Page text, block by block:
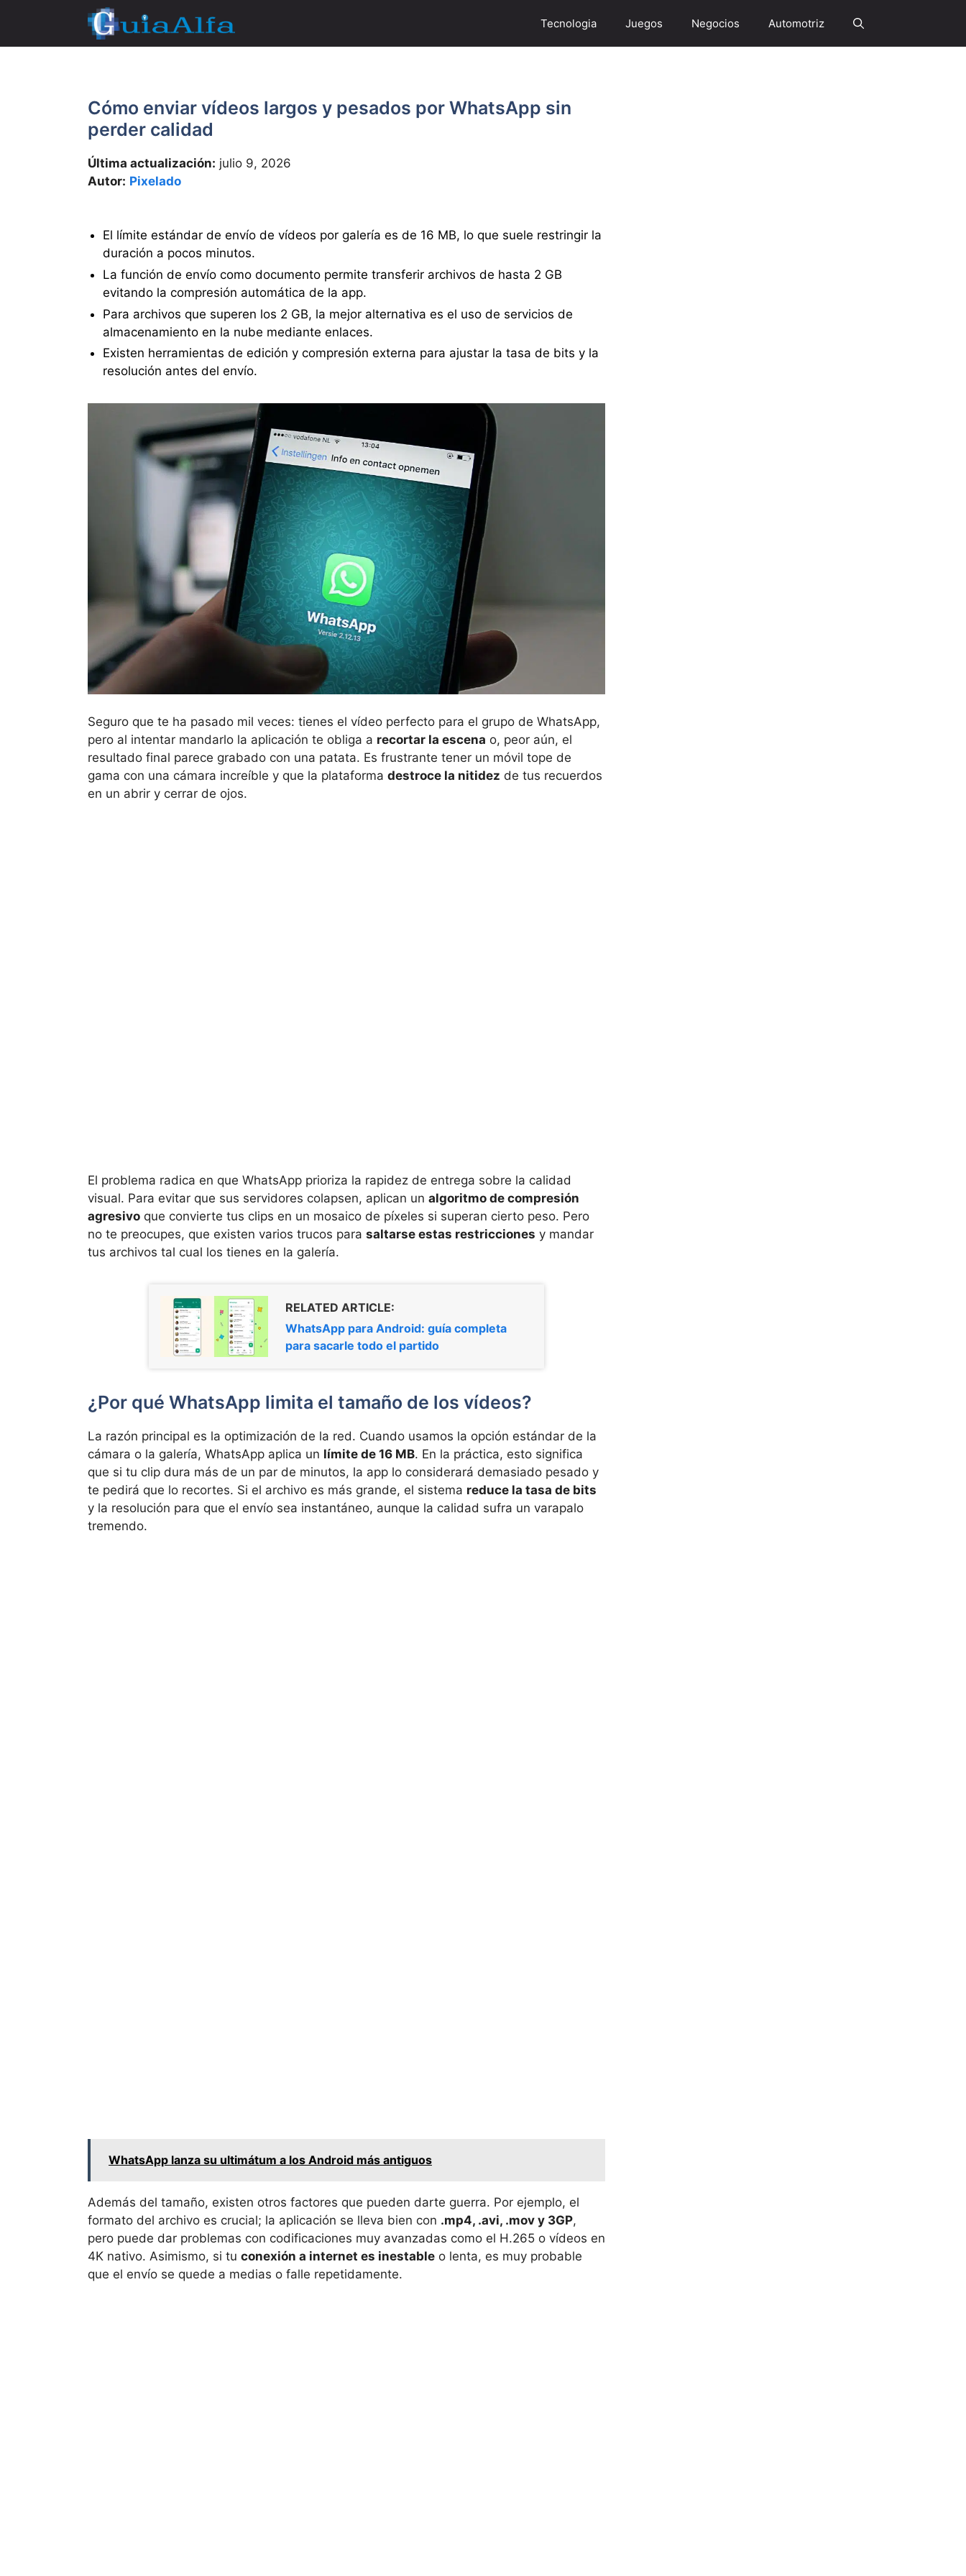
contenido
Tecnologia Juegos Negocios Automotriz
Cómo enviar vídeos largos y pesados por WhatsApp sin
perder calidad
Última actualización: julio 9, 2026
Autor: Pixelado
El límite estándar de envío de vídeos por galería es de 16 MB, lo que suele restringir la
duración a pocos minutos.
La función de envío como documento permite transferir archivos de hasta 2 GB
evitando la compresión automática de la app.
Para archivos que superen los 2 GB, la mejor alternativa es el uso de servicios de
almacenamiento en la nube mediante enlaces.
Existen herramientas de edición y compresión externa para ajustar la tasa de bits y la
resolución antes del envío.
Seguro que te ha pasado mil veces: tienes el vídeo perfecto para el grupo de WhatsApp,
pero al intentar mandarlo la aplicación te obliga a recortar la escena o, peor aún, el
resultado final parece grabado con una patata. Es frustrante tener un móvil tope de
gama con una cámara increíble y que la plataforma destroce la nitidez de tus recuerdos
en un abrir y cerrar de ojos.
El problema radica en que WhatsApp prioriza la rapidez de entrega sobre la calidad
visual. Para evitar que sus servidores colapsen, aplican un algoritmo de compresión
agresivo que convierte tus clips en un mosaico de píxeles si superan cierto peso. Pero
no te preocupes, que existen varios trucos para saltarse estas restricciones y mandar
tus archivos tal cual los tienes en la galería.
RELATED ARTICLE:
WhatsApp para Android: guía completa
para sacarle todo el partido
¿Por qué WhatsApp limita el tamaño de los vídeos?
La razón principal es la optimización de la red. Cuando usamos la opción estándar de la
cámara o la galería, WhatsApp aplica un límite de 16 MB. En la práctica, esto significa
que si tu clip dura más de un par de minutos, la app lo considerará demasiado pesado y
te pedirá que lo recortes. Si el archivo es más grande, el sistema reduce la tasa de bits
y la resolución para que el envío sea instantáneo, aunque la calidad sufra un varapalo
tremendo.
WhatsApp lanza su ultimátum a los Android más antiguos
Además del tamaño, existen otros factores que pueden darte guerra. Por ejemplo, el
formato del archivo es crucial; la aplicación se lleva bien con .mp4, .avi, .mov y 3GP,
pero puede dar problemas con codificaciones muy avanzadas como el H.265 o vídeos en
4K nativo. Asimismo, si tu conexión a internet es inestable o lenta, es muy probable
que el envío se quede a medias o falle repetidamente.